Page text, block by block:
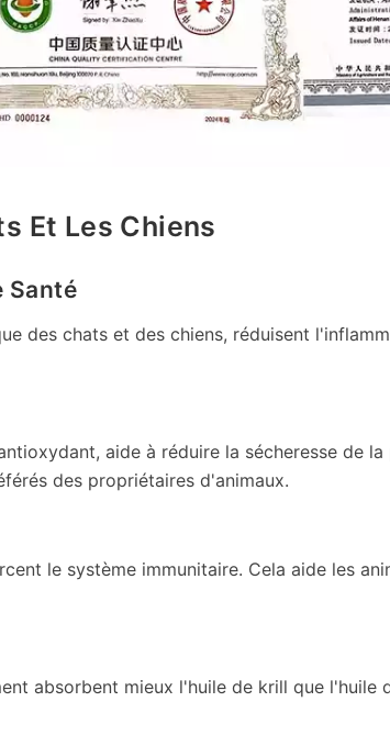
Et Les Chiens
Santé
des chats et des chiens, réduisent
aide à réduire la sécheresse de la
des propriétaires d'animaux.
le système immunitaire. Cela aide les
absorbent mieux l'huile de krill que l'huile